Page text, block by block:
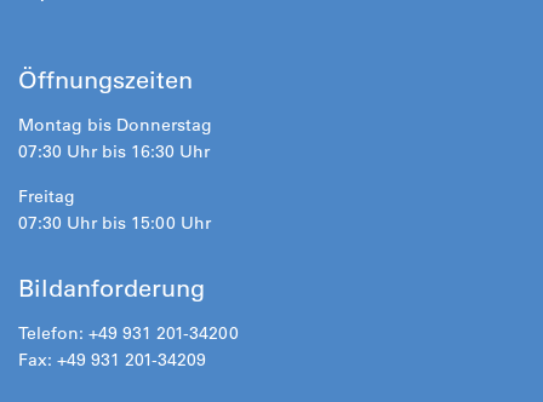
Öffnungszeiten
Montag bis Donnerstag
07:30 Uhr bis 16:30 Uhr
Freitag
07:30 Uhr bis 15:00 Uhr
Bildanforderung
Telefon: +49 931 201-34200
Fax: +49 931 201-34209